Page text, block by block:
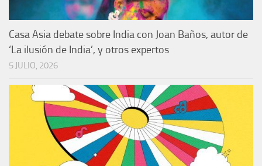
Casa Asia debate sobre India con Joan Baños, autor de
‘La ilusión de India’, y otros expertos
5 JULIO, 2026